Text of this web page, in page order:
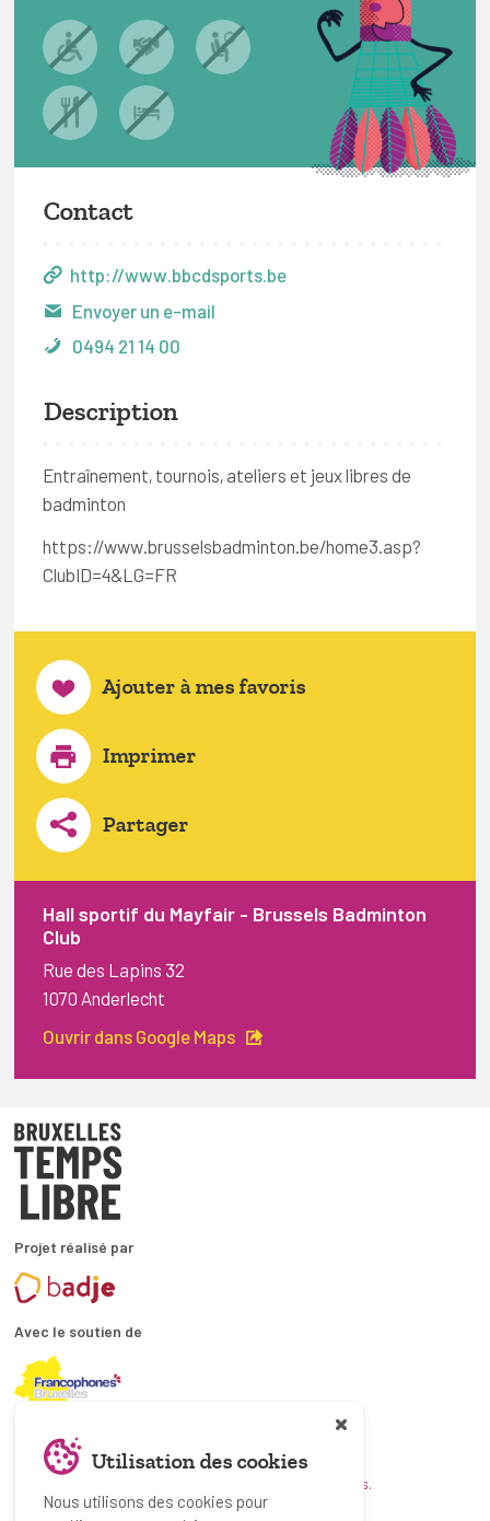
Contact
http://www.bbcdsports.be
Envoyer un e-mail
0494 21 14 00
Description
Entraînement, tournois, ateliers et jeux libres de
badminton
https://www.brusselsbadminton.be/home3.asp?
ClubID=4&LG=FR
Ajouter à mes favoris
Imprimer
Partager
Hall sportif du Mayfair - Brussels Badminton
Club
Rue des Lapins 32
1070 Anderlecht
Ouvrir dans Google Maps
Projet réalisé par
Avec le soutien de
En collaboration avec
et les coordinations ATL bruxelloises.
Utilisation des cookies
Nous utilisons des cookies pour